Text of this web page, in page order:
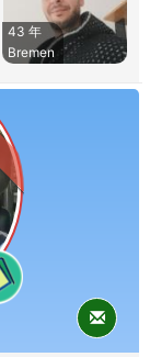
43 年
Bremen